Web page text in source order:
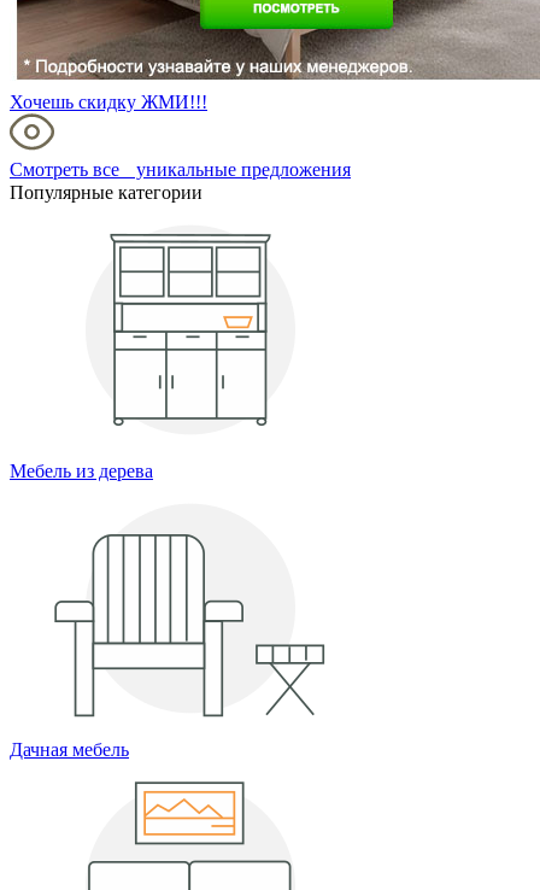
Хочешь скидку ЖМИ!!!
Смотреть все уникальные предложения
Популярные категории
Мебель из дерева
Дачная мебель